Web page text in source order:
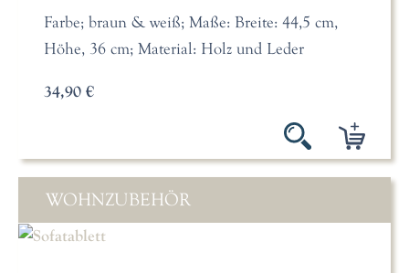
Farbe; braun & weiß; Maße: Breite: 44,5 cm,
Höhe, 36 cm; Material: Holz und Leder
34,90 €
WOHNZUBEHÖR